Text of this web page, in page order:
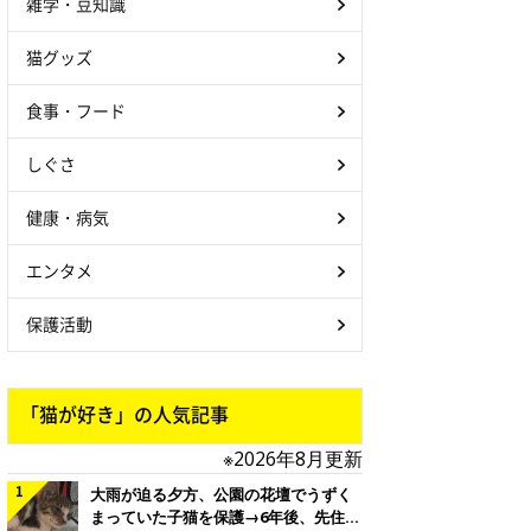
猫グッズ
食事・フード
しぐさ
健康・病気
エンタメ
保護活動
「猫が好き」の人気記事
※2026年8月更新
大雨が迫る夕方、公園の花壇でうずく
まっていた子猫を保護→6年後、先住猫